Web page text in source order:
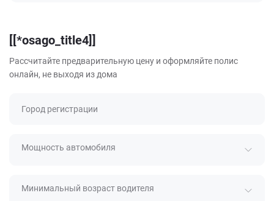
[[*osago_title4]]
Рассчитайте предварительную цену и оформляйте полис
онлайн, не выходя из дома
Город регистрации
Мощность автомобиля
Минимальный возраст водителя